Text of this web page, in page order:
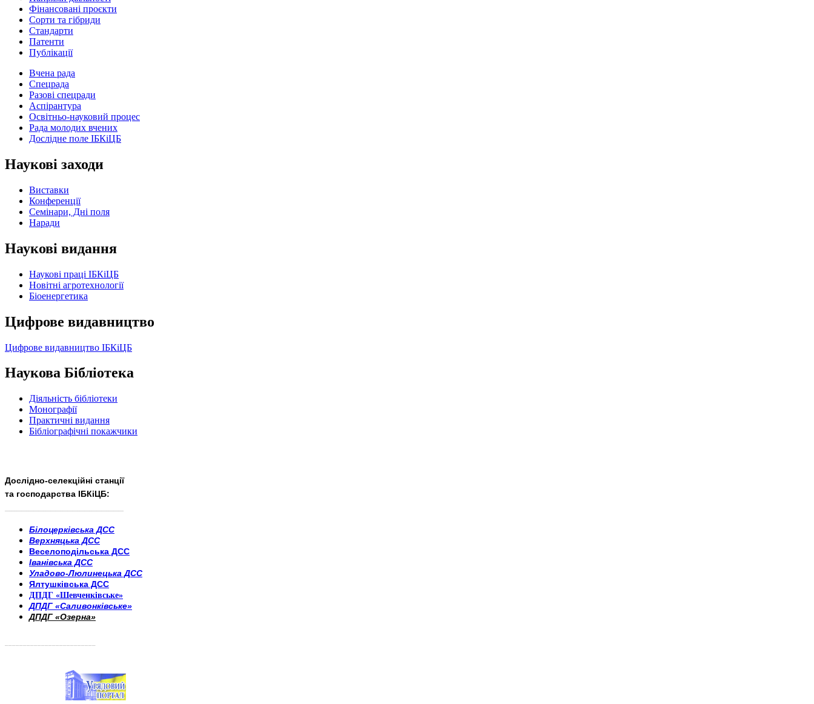
Фінансовані проєкти
Сорти та гібриди
Стандарти
Патенти
Публікації
Вчена рада
Спецрада
Разові спецради
Аспірантура
Освітньо-науковий процес
Рада молодих вчених
Дослідне поле ІБКіЦБ
Наукові заходи
Виставки
Конференції
Семінари, Дні поля
Наради
Наукові видання
Наукові праці ІБКіЦБ
Новітні агротехнології
Бiоенергетика
Цифрове видавництво
Цифрове видавництво ІБКіЦБ
Наукова Бібліотека
Діяльність бібліотеки
Монографії
Практичні видання
Бібліографічні покажчики
Дослідно-селекційні станції
та господарства ІБКіЦБ:
Білоцерківська ДСС
Верхняцька ДСС
Веселоподільська ДСС
Іванівська ДСС
Уладово-Люлинецька ДСС
Ялтушківська ДСС
ДПДГ «Шевченківське»
ДПДГ «Саливонківське»
ДПДГ «Озерна»